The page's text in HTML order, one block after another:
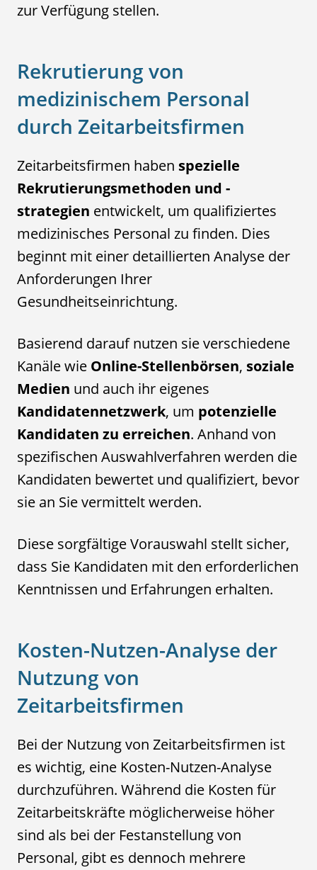
zur Verfügung stellen.
Rekrutierung von
medizinischem Personal
durch Zeitarbeitsfirmen
Zeitarbeitsfirmen haben spezielle
Rekrutierungsmethoden und -
strategien entwickelt, um qualifiziertes
medizinisches Personal zu finden. Dies
beginnt mit einer detaillierten Analyse der
Anforderungen Ihrer
Gesundheitseinrichtung.
Basierend darauf nutzen sie verschiedene
Kanäle wie Online-Stellenbörsen, soziale
Medien und auch ihr eigenes
Kandidatennetzwerk, um potenzielle
Kandidaten zu erreichen. Anhand von
spezifischen Auswahlverfahren werden die
Kandidaten bewertet und qualifiziert, bevor
sie an Sie vermittelt werden.
Diese sorgfältige Vorauswahl stellt sicher,
dass Sie Kandidaten mit den erforderlichen
Kenntnissen und Erfahrungen erhalten.
Kosten-Nutzen-Analyse der
Nutzung von
Zeitarbeitsfirmen
Bei der Nutzung von Zeitarbeitsfirmen ist
es wichtig, eine Kosten-Nutzen-Analyse
durchzuführen. Während die Kosten für
Zeitarbeitskräfte möglicherweise höher
sind als bei der Festanstellung von
Personal, gibt es dennoch mehrere